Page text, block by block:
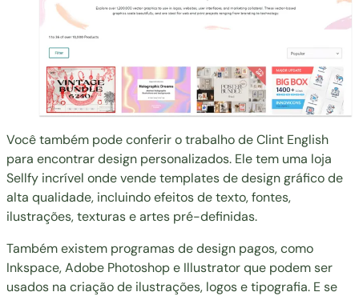
Você também pode conferir o trabalho deClint English
para encontrar design personalizados. Ele tem uma loja
Sellfy incrível onde vende templates de design gráfico de
alta qualidade, incluindo efeitos de texto, fontes,
ilustrações, texturas e artes pré-definidas.
Também existem programas de design pagos, como
Inkspace,Adobe Photoshope Illustratorque podem ser
usados na criação de ilustrações, logos e tipografia. E se